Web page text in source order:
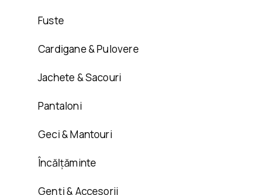
Fuste
Cardigane & Pulovere
Jachete & Sacouri
Pantaloni
Geci & Mantouri
Încălțăminte
Genți & Accesorii